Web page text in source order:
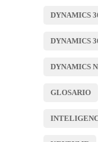
DYNAMICS
DYNAMICS
DYNAMICS
GLOSARIO